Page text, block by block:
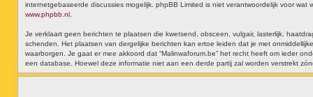
internetgebaseerde discussies mogelijk. phpBB Limited is niet verantwoordelijk voor
www.phpbb.nl
Je verklaart geen berichten te plaatsen die kwetsend, obsceen, vulgair, lasterlijk,
schenden. Het plaatsen van dergelijke berichten kan ertoe leiden dat je met
waarborgen. Je gaat er mee akkoord dat “Malinwaforum.be” het recht heeft om ieder
een database. Hoewel deze informatie niet aan een derde partij zal worden verstrekt